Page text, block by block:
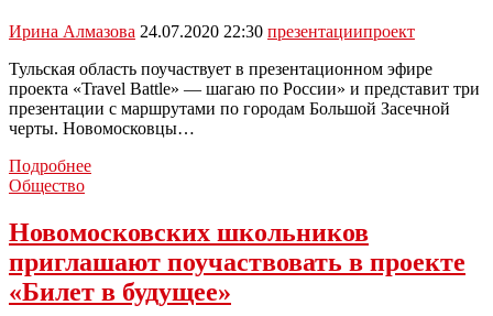
Ирина Алмазова 24.07.2020 22:30 презентациипроект
Тульская область поучаствует в презентационном эфире
проекта «Travel Battle» — шагаю по России» и представит три
презентации с маршрутами по городам Большой Засечной
черты. Новомосковцы…
ПодробнееНовомосковцев
область
в
проекте
«Travel
Общество
Новомосковских школьников
приглашают поучаствовать в проекте
«Билет в будущее»